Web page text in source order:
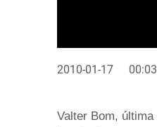
2010-01-17
Valter Bom,